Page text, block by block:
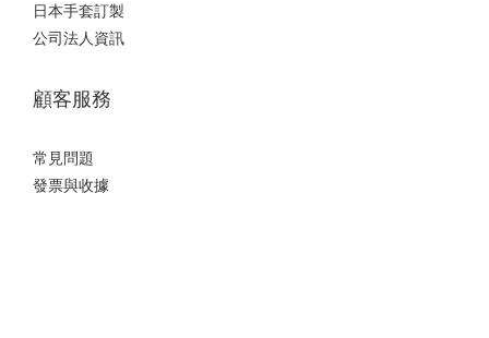
日本手套訂製
公司法人資訊
顧客服務
常見問題
發票與收據